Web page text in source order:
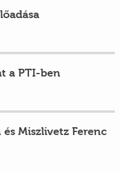
a PTI-ben
Miszlivetz Ferenc